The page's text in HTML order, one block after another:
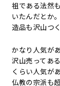
祖である法然
いたんだとか
造品も沢山つ
かなり人気が
沢山売ってあ
くらい人気が
仏教の宗派も